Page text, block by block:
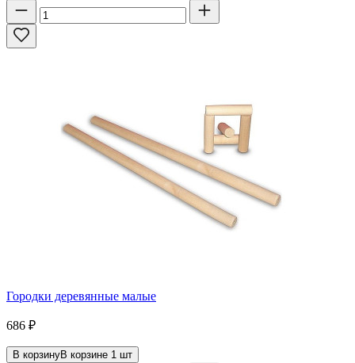
Городки деревянные малые
686 ₽
В корзинуВ корзине 1 шт